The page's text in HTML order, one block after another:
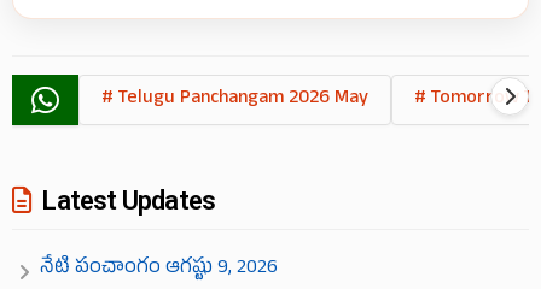
# Telugu Panchangam 2026 May # Tomorrow
Latest Updates
నేటి పంచాంగం ఆగష్టు 9, 2026